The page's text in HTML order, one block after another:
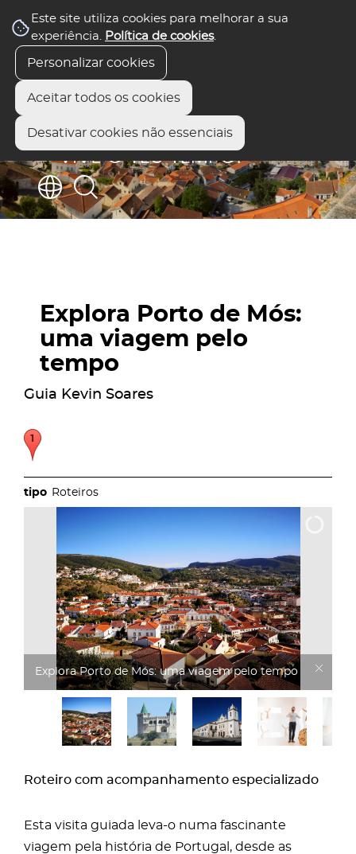
Este site utiliza cookies para melhorar a sua
experiência. Política de cookies.
Personalizar cookies
Aceitar todos os cookies
Desativar cookies não essenciais
Explora Porto de Mós:
uma viagem pelo
tempo
Guia Kevin Soares
Roteiros
Explora Porto de Mós
Roteiro com acompanhamento especializado
Esta visita guiada leva-o numa fascinante
viagem pela história de Portugal, desde as